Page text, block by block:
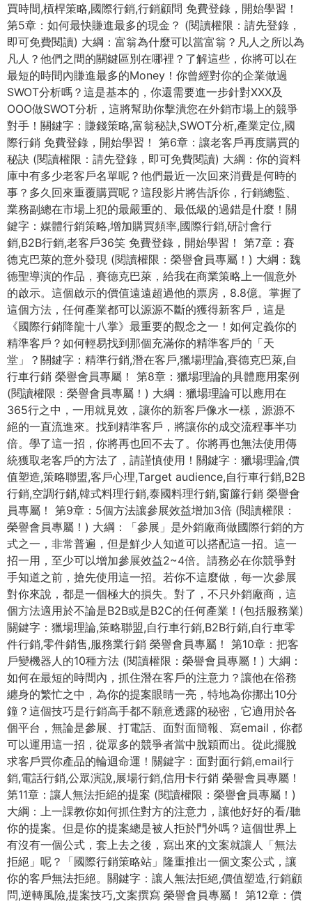
買時間,槓桿策略,國際行銷,行銷顧問 免費登錄，開始學習！
第5章：如何最快賺進最多的現金？ (閱讀權限：請先登錄，
即可免費閱讀) 大綱：富翁為什麼可以當富翁？凡人之所以為
凡人？他們之間的關鍵區別在哪裡？了解這些，你將可以在
最短的時間內賺進最多的Money！你曾經對你的企業做過
SWOT分析嗎？這是基本的，你還需要進一步針對XXX及
OOO做SWOT分析，這將幫助你擊潰您在外銷市場上的競爭
對手！關鍵字：賺錢策略,富翁秘訣,SWOT分析,產業定位,國
際行銷 免費登錄，開始學習！ 第6章：讓老客戶再度購買的
秘訣 (閱讀權限：請先登錄，即可免費閱讀) 大綱：你的資料
庫中有多少老客戶名單呢？他們最近一次回來消費是何時的
事？多久回來重覆購買呢？這段影片將告訴你，行銷總監、
業務副總在市場上犯的最嚴重的、最低級的過錯是什麼！關
鍵字：媒體行銷策略,增加購買頻率,國際行銷,研討會行
銷,B2B行銷,老客戶36笑 免費登錄，開始學習！ 第7章：賽
德克巴萊的意外發現 (閱讀權限：榮譽會員專屬！) 大綱：魏
德聖導演的作品，賽德克巴萊，給我在商業策略上一個意外
的啟示。這個啟示的價值遠遠超過他的票房，8.8億。掌握了
這個方法，任何產業都可以源源不斷的獲得新客戶，這是
《國際行銷降龍十八掌》最重要的觀念之一！如何定義你的
精準客戶？如何輕易找到那個充滿你的精準客戶的「天
堂」？關鍵字：精準行銷,潛在客戶,獵場理論,賽德克巴萊,自
行車行銷 榮譽會員專屬！ 第8章：獵場理論的具體應用案例
(閱讀權限：榮譽會員專屬！) 大綱：獵場理論可以應用在
365行之中，一用就見效，讓你的新客戶像水一樣，源源不
絕的一直流進來。找到精準客戶，將讓你的成交流程事半功
倍。學了這一招，你將再也回不去了。你將再也無法使用傳
統獲取老客戶的方法了，請謹慎使用！關鍵字：獵場理論,價
值塑造,策略聯盟,客戶心理,Target audience,自行車行銷,B2B
行銷,空調行銷,韓式料理行銷,泰國料理行銷,窗簾行銷 榮譽會
員專屬！ 第9章：5個方法讓參展效益增加3倍 (閱讀權限：
榮譽會員專屬！) 大綱：「參展」是外銷廠商做國際行銷的方
式之一，非常普遍，但是鮮少人知道可以搭配這一招。這一
招一用，至少可以增加參展效益2~4倍。請務必在你競爭對
手知道之前，搶先使用這一招。若你不這麼做，每一次參展
對你來說，都是一個極大的損失。對了，不只外銷廠商，這
個方法適用於不論是B2B或是B2C的任何產業！(包括服務業)
關鍵字：獵場理論,策略聯盟,自行車行銷,B2B行銷,自行車零
件行銷,零件銷售,服務業行銷 榮譽會員專屬！ 第10章：把客
戶變機器人的10種方法 (閱讀權限：榮譽會員專屬！) 大綱：
如何在最短的時間內，抓住潛在客戶的注意力？讓他在俗務
纏身的繁忙之中，為你的提案眼睛一亮，特地為你挪出10分
鐘？這個技巧是行銷高手都不願意透露的秘密，它適用於各
個平台，無論是參展、打電話、面對面簡報、寫email，你都
可以運用這一招，從眾多的競爭者當中脫穎而出。從此擺脫
求客戶買你產品的輪迴命運！關鍵字：面對面行銷,email行
銷,電話行銷,公眾演說,展場行銷,信用卡行銷 榮譽會員專屬！
第11章：讓人無法拒絕的提案 (閱讀權限：榮譽會員專屬！)
大綱：上一課教你如何抓住對方的注意力，讓他好好的看/聽
你的提案。但是你的提案總是被人拒於門外嗎？這個世界上
有沒有一個公式，套上去之後，寫出來的文案就讓人「無法
拒絕」呢？「國際行銷策略站」隆重推出一個文案公式，讓
你的客戶無法拒絕。關鍵字：讓人無法拒絕,價值塑造,行銷顧
問,逆轉風險,提案技巧,文案撰寫 榮譽會員專屬！ 第12章：價